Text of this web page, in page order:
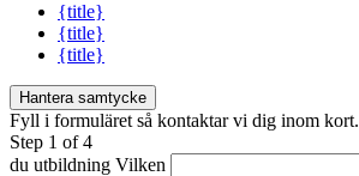
{title}
{title}
{title}
Hantera samtycke
Fyll i formuläret så kontaktar vi dig inom kort.
Step 1 of 4
du utbildning Vilken